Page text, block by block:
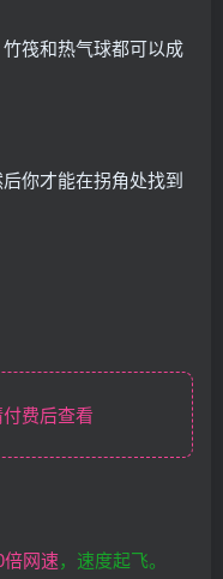
筏和热气球都可以成
你才能在拐角处找到
费后查看
倍网速，速度起飞。